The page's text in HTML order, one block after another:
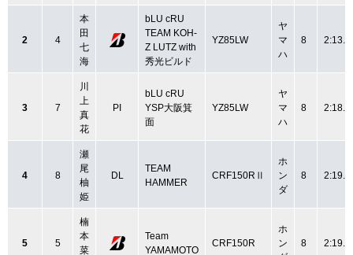
2 4
本
田
七
海
bLU cRU
TEAM KOH-
Z LUTZ with
秀光ビルド
YZ85LW
ヤ
マ
ハ
8
3 7
川
上
真
花
PI
bLU cRU
YSP大阪箕
面
YZ85LW
ヤ
マ
ハ
8
4 8
瀬
尾
柚
姫
DL
TEAM
HAMMER
CRF150RⅡ
ホ
ン
ダ
8
5 5
楠
本
菜
Team
YAMAMOTO
CRF150R
ホ
ン
8